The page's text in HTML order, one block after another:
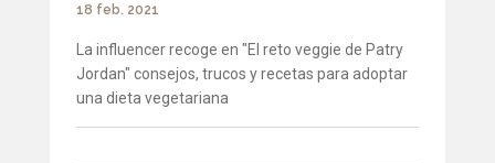
18 feb. 2021
La influencer recoge en "El reto veggie de Patry
Jordan" consejos, trucos y recetas para adoptar
una dieta vegetariana